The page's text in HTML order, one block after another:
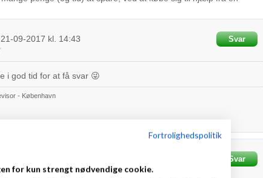
21-09-2017 kl. 14:43 Svar
i god tid for at få svar 😜
- København
Svar
Fortrolighedspolitik
for kun strengt nødvendige cookie.